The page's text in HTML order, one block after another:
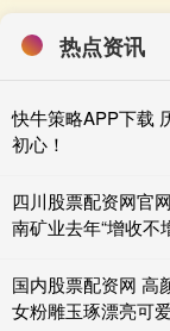
热点资讯
快牛策略APP下载
初心！
四川股票配资网官
南矿业去年“增收不
国内股票配资网 高
女粉雕玉琢漂亮可